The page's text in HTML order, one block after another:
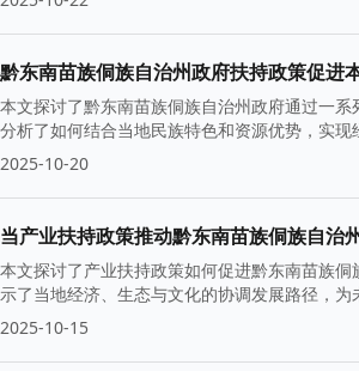
黔东南苗族侗族自治州政府扶持政策促进
本文探讨了黔东南苗族侗族自治州政府通过一
分析了如何结合当地民族特色和资源优势，实
2025-10-20
当产业扶持政策推动黔东南苗族侗族自治
本文探讨了产业扶持政策如何促进黔东南苗族
示了当地经济、生态与文化的协调发展路径，
2025-10-15